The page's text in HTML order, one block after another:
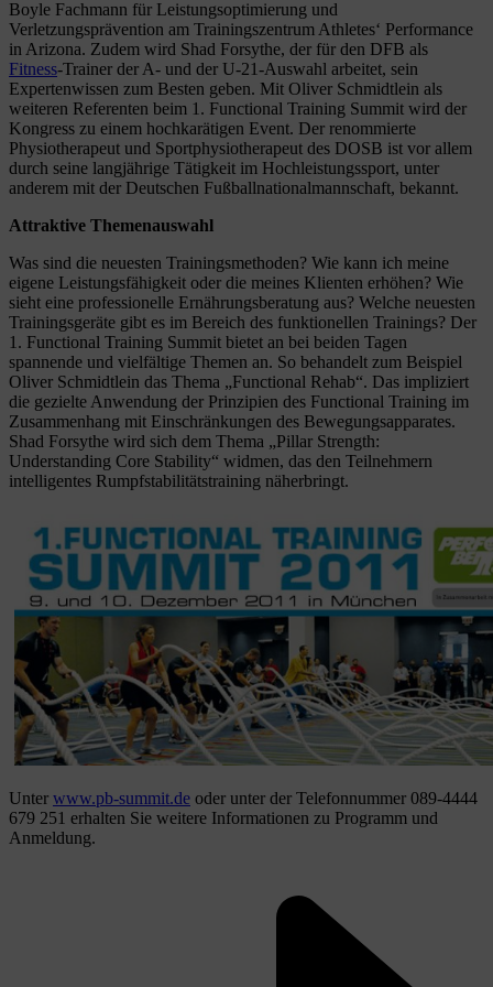
Boyle Fachmann für Leistungsoptimierung und
Verletzungsprävention am Trainingszentrum Athletes‘ Performance
in Arizona. Zudem wird Shad Forsythe, der für den DFB als
Fitness-Trainer der A- und der U-21-Auswahl arbeitet, sein
Expertenwissen zum Besten geben. Mit Oliver Schmidtlein als
weiteren Referenten beim 1. Functional Training Summit wird der
Kongress zu einem hochkarätigen Event. Der renommierte
Physiotherapeut und Sportphysiotherapeut des DOSB ist vor allem
durch seine langjährige Tätigkeit im Hochleistungssport, unter
anderem mit der Deutschen Fußballnationalmannschaft, bekannt.
Attraktive Themenauswahl
Was sind die neuesten Trainingsmethoden? Wie kann ich meine
eigene Leistungsfähigkeit oder die meines Klienten erhöhen? Wie
sieht eine professionelle Ernährungsberatung aus? Welche neuesten
Trainingsgeräte gibt es im Bereich des funktionellen Trainings? Der
1. Functional Training Summit bietet an bei beiden Tagen
spannende und vielfältige Themen an. So behandelt zum Beispiel
Oliver Schmidtlein das Thema „Functional Rehab“. Das impliziert
die gezielte Anwendung der Prinzipien des Functional Training im
Zusammenhang mit Einschränkungen des Bewegungsapparates.
Shad Forsythe wird sich dem Thema „Pillar Strength:
Understanding Core Stability“ widmen, das den Teilnehmern
intelligentes Rumpfstabilitätstraining näherbringt.
Unter www.pb-summit.de oder unter der Telefonnummer 089-4444
679 251 erhalten Sie weitere Informationen zu Programm und
Anmeldung.